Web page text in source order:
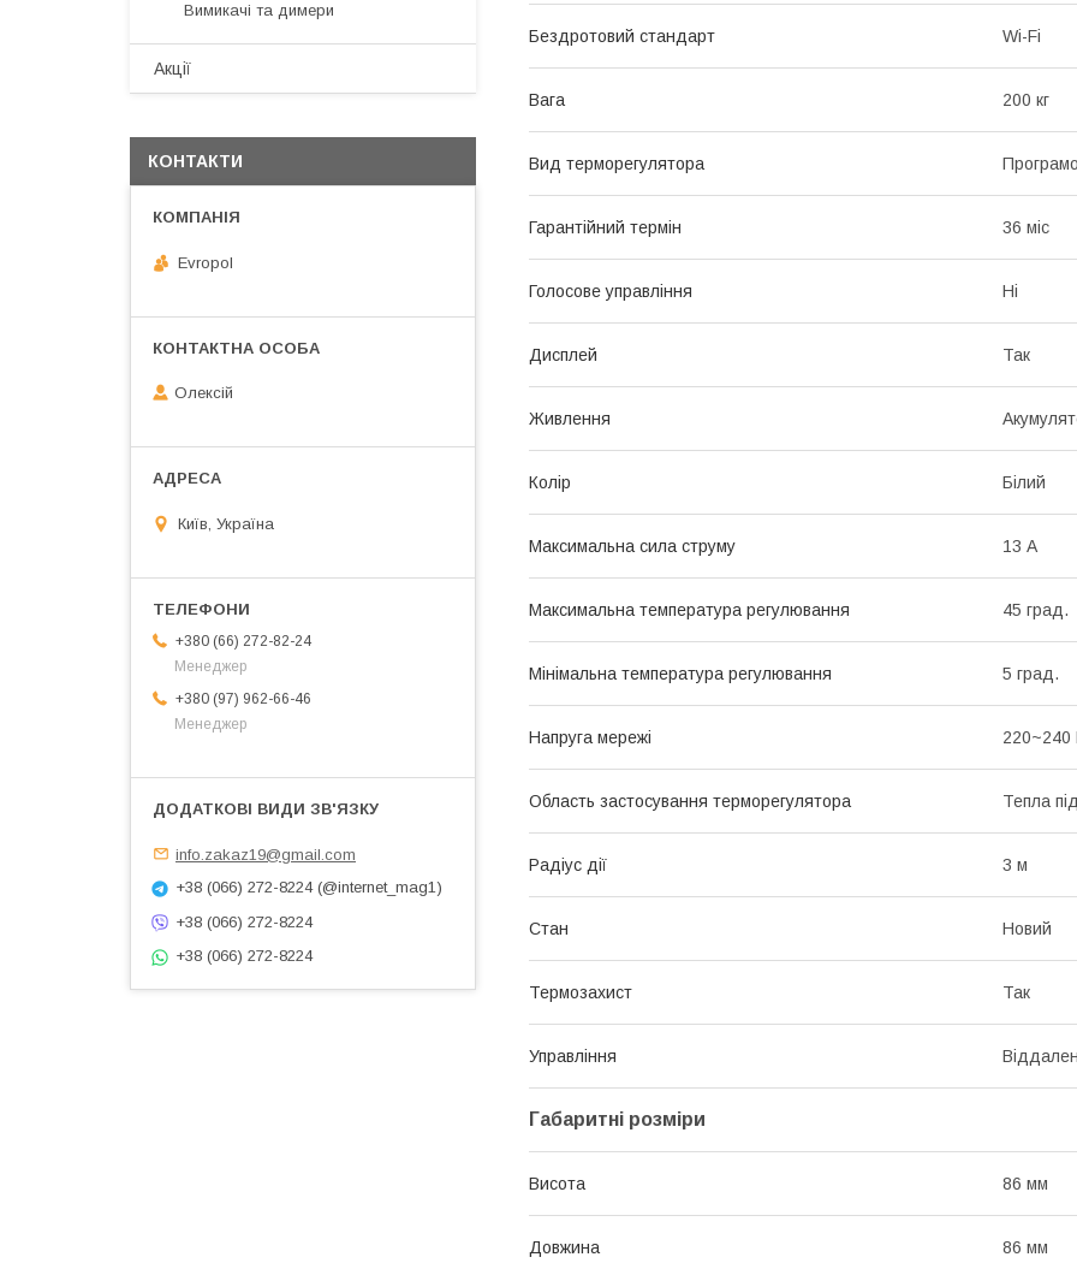
Бездротовий стандарт Wi-Fi
Вага 200 кг
Вид терморегулятора
Гарантійний термін 36 міс
Голосове управління Ні
Дисплей Так
Живлення
Колір Білий
Максимальна сила струму 13 А
Максимальна температура регулювання 45 град.
Мінімальна температура регулювання 5 град.
Напруга мережі 220~240
Область застосування терморегулятора Тепла
Радіус дії 3 м
Стан Новий
Термозахист Так
Управління
Габаритні розміри
Висота 86 мм
Довжина 86 мм
Вимикачі та димери
Акції
КОНТАКТИ
Evropol
Олексій
Київ, Україна
+380 (66) 272-82-24
Менеджер
+380 (97) 962-66-46
Менеджер
info.zakaz19@gmail.com
+38 (066) 272-8224 (@internet_mag1)
+38 (066) 272-8224
+38 (066) 272-8224